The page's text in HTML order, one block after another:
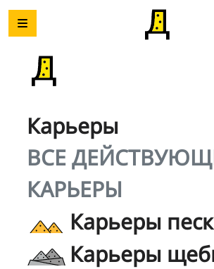
Карьеры
ВСЕ
КАРЬЕРЫ
Карьеры
Карьеры